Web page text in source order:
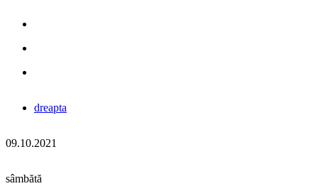
dreapta
09.10.2021
sâmbătă